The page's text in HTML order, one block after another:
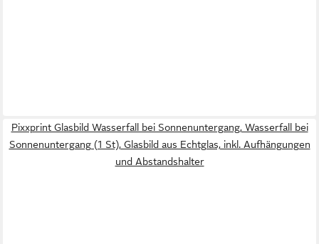
Pixxprint Glasbild Wasserfall bei Sonnenuntergang, Wasserfall bei
Sonnenuntergang (1 St), Glasbild aus Echtglas, inkl. Aufhängungen
und Abstandshalter